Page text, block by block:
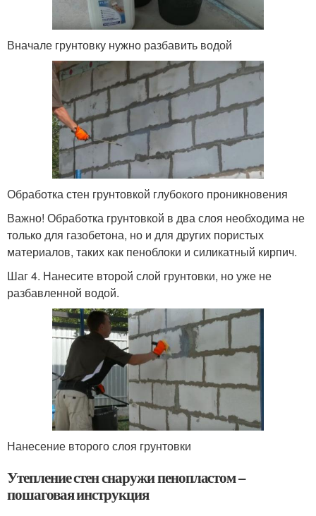
Вначале грунтовку нужно разбавить водой
Обработка стен грунтовкой глубокого проникновения
Важно! Обработка грунтовкой в два слоя необходима не
только для газобетона, но и для других пористых
материалов, таких как пеноблоки и силикатный кирпич.
Шаг 4. Нанесите второй слой грунтовки, но уже не
разбавленной водой.
Нанесение второго слоя грунтовки
Утепление стен снаружи пенопластом –
пошаговая инструкция